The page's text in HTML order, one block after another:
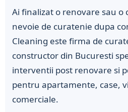
Ai finalizat o renovare sau o
nevoie de curatenie dupa
Cleaning este firma de
constructor din Bucuresti
interventii post renovare si
pentru apartamente, case,
comerciale.